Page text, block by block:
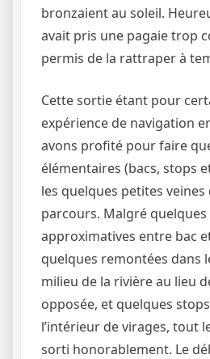
bronzaient au soleil.
avait pris une pagaie trop
permis de la rattraper à
Cette sortie étant pour
expérience de navigation
avons profité pour faire
élémentaires (bacs, stops
les quelques petites veines
parcours. Malgré
approximatives entre bac
quelques remontées dans
milieu de la rivière au lieu
opposée, et quelques
l’intérieur de virages, tout
sorti honorablement. Le